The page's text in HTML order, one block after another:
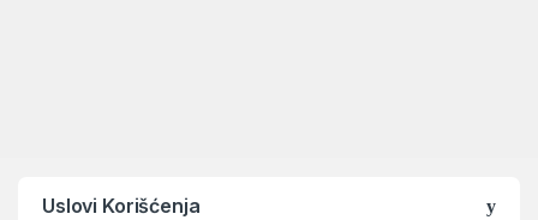
Uslovi Korišćenja